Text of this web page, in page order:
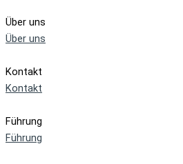
Über uns
Über uns
Kontakt
Kontakt
Führung
Führung